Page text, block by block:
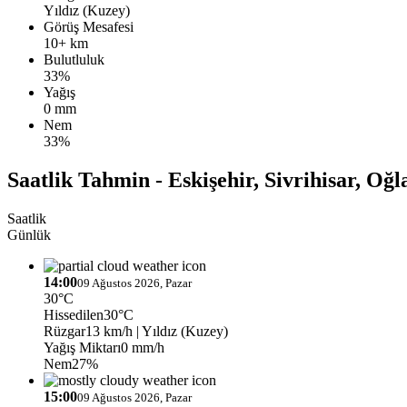
Yıldız (Kuzey)
Görüş Mesafesi
10+ km
Bulutluluk
33%
Yağış
0 mm
Nem
33%
Saatlik Tahmin - Eskişehir, Sivrihisar,
Saatlik
Günlük
14:0009 Ağustos 2026, Pazar
30°C
Hissedilen30°C
Rüzgar13 km/h | Yıldız (Kuzey)
Yağış Miktarı0 mm/h
Nem27%
15:0009 Ağustos 2026, Pazar